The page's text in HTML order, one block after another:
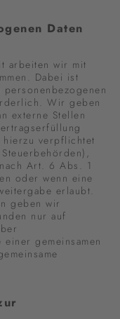
Daten
arbeiten wir mit
Dabei ist
Wir geben
externe Stellen
verpflichtet
Art. 6 Abs. 1
oder wenn eine
erlaubt.
geben wir
nur auf
gemeinsamen